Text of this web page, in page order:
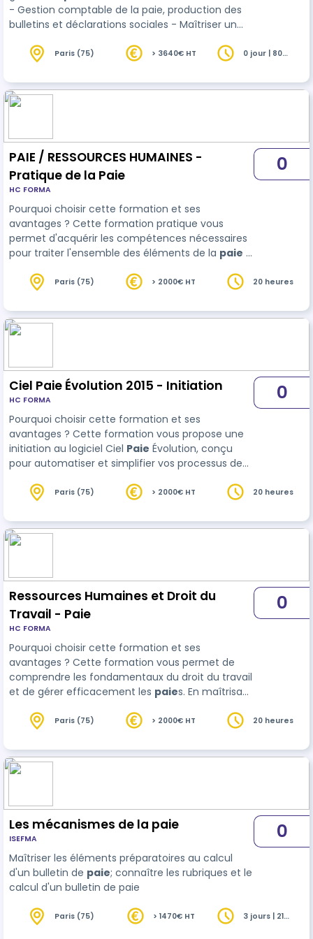
- Gestion comptable de la paie, production des
bulletins et déclarations sociales - Maîtriser un
bulletins.
Paris (75) > 3640€ HT
0 jour | 80
PAIE / RESSOURCES HUMAINES -
Pratique de la Paie
HC FORMA
Pourquoi choisir cette formation et ses
avantages ? Cette formation pratique vous
permet d'acquérir les compétences nécessaires
pour traiter l'ensemble des éléments de la paie :
avantages en nature, et absences. Avantages de
obligations réglementaires liées à la paie. -
Fiabilité des traitements : Réduisez les erreurs
0
Paris (75) > 2000€ HT 20 heures
Ciel Paie Évolution 2015 - Initiation
HC FORMA
Pourquoi choisir cette formation et ses
avantages ? Cette formation vous propose une
initiation au logiciel Ciel Paie Évolution, conçu
pour automatiser et simplifier vos processus de
serez en mesure de : - Configurer les paramètres
en toute conformité. - Gérer l…
0
Paris (75) > 2000€ HT 20 heures
Ressources Humaines et Droit du
Travail - Paie
HC FORMA
Pourquoi choisir cette formation et ses
avantages ? Cette formation vous permet de
comprendre les fondamentaux du droit du travail
et de gérer efficacement les paies. En maîtrisant
conformité légale de votre entreprise tout en
formation : - Expertise juridique renforcée :
Apprendre à interpréter et appliquer le droit du
0
Paris (75) > 2000€ HT 20 heures
Les mécanismes de la paie
ISEFMA
Maîtriser les éléments préparatoires au calcul
d'un bulletin de paie; connaître les rubriques et le
calcul d'un bulletin de paie
0
Paris (75) > 1470€ HT
3 jours | 21